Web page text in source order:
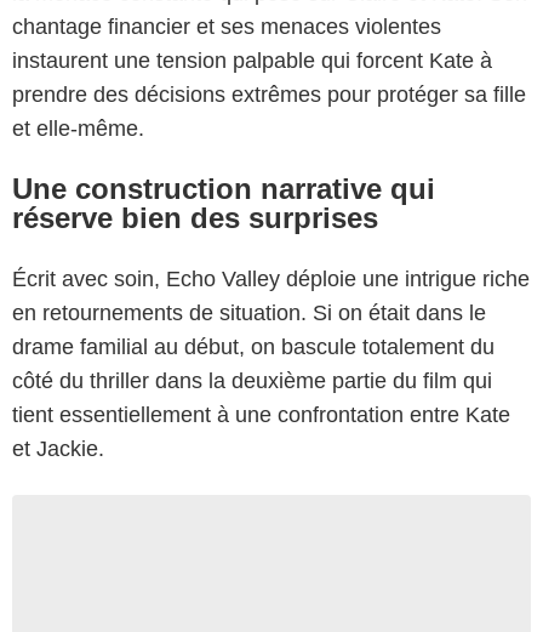
chantage financier et ses menaces violentes
instaurent une tension palpable qui forcent Kate à
prendre des décisions extrêmes pour protéger sa fille
et elle-même.
Une construction narrative qui
réserve bien des surprises
Écrit avec soin, Echo Valley déploie une intrigue riche
en retournements de situation. Si on était dans le
drame familial au début, on bascule totalement du
côté du thriller dans la deuxième partie du film qui
tient essentiellement à une confrontation entre Kate
et Jackie.